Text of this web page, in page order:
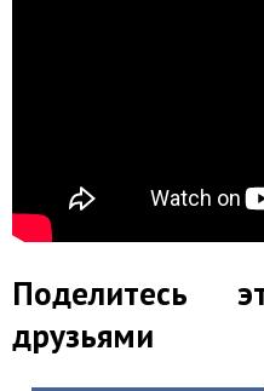
Поделитесь
друзьями